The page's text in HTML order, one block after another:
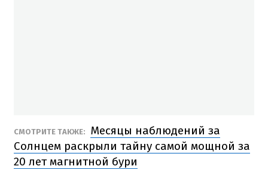
СМОТРИТЕ ТАКЖЕ:
Месяцы наблюдений за
Солнцем раскрыли тайну самой мощной за
20 лет магнитной бури